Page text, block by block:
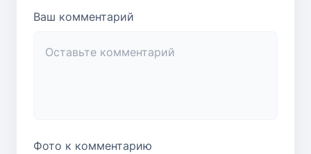
Ваш комментарий
Фото к комментарию